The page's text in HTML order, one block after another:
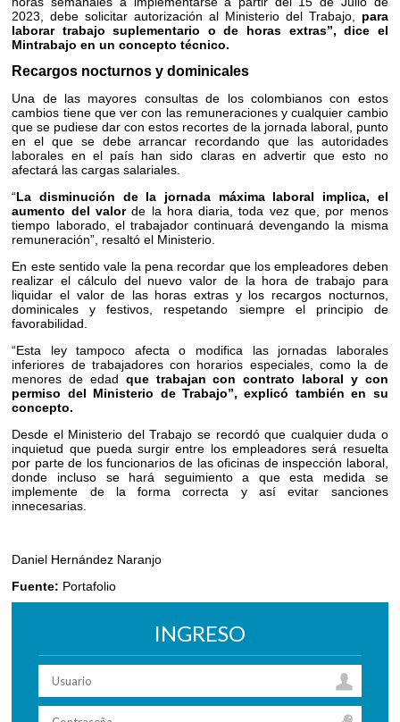
2023, debe solicitar autorización al Ministerio del Trabajo,
para
laborar trabajo suplementario o de horas extras”, dice el
Mintrabajo en un concepto técnico.
Recargos nocturnos y dominicales
Una de las mayores consultas de los colombianos con estos
cambios tiene que ver con las remuneraciones y cualquier cambio
que se pudiese dar con estos recortes de la jornada laboral, punto
en el que se debe arrancar recordando que las autoridades
laborales en el país han sido claras en advertir que esto no
afectará las cargas salariales.
“La disminución de la jornada máxima laboral implica, el
aumento del valorde la hora diaria, toda vez que, por menos
tiempo laborado, el trabajador continuará devengando la misma
remuneración”, resaltó el Ministerio.
En este sentido vale la pena recordar que los empleadores deben
realizar el cálculo del nuevo valor de la hora de trabajo para
liquidar el valor de las horas extras y los recargos nocturnos,
dominicales y festivos, respetando siempre el principio de
favorabilidad.
“Esta ley tampoco afecta o modifica las jornadas laborales
inferiores de trabajadores con horarios especiales, como la de
menores de edad que trabajan con contrato laboral y con
permiso del Ministerio de Trabajo”, explicó también en su
concepto.
Desde el Ministerio del Trabajo se recordó que cualquier duda o
inquietud que pueda surgir entre los empleadores será resuelta
por parte de los funcionarios de las oficinas de inspección laboral,
donde incluso se hará seguimiento a que esta medida se
implemente de la forma correcta y así evitar sanciones
innecesarias.
Daniel Hernández Naranjo
Fuente: Portafolio
INGRESO